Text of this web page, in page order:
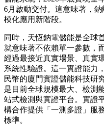
6月啟動交付。這意味著，
模化應用新階段。
同時，天恆鈉電儲能是全球
就意味著不依賴單一參數，
經過最接近真實場景、真實
系統性驗證。這一實證能力
民幣的廈門實證儲能科技研
是目前全球規模最大、檢測
站式檢測與實證平台。實證
構合作提供「一測多證」服
標準。